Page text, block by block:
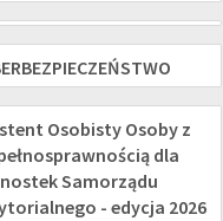
Osobisty Osoby z
dla
Samorządu
- edycja 2026